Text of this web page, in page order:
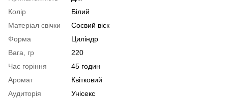
Колір
Білий
Матеріал свічки
Соєвий віск
Форма
Циліндр
Вага, гр
220
Час горіння
45 годин
Аромат
Квітковий
Аудиторія
Унісекс